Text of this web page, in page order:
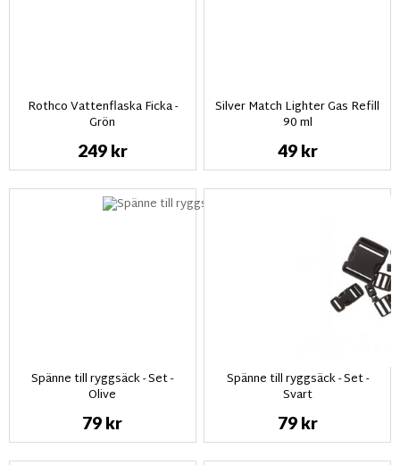
Rothco Vattenflaska Ficka -
Grön
249 kr
Silver Match Lighter Gas Refill
90 ml
49 kr
Spänne till ryggsäck - Set -
Olive
79 kr
Spänne till ryggsäck - Set -
Svart
79 kr